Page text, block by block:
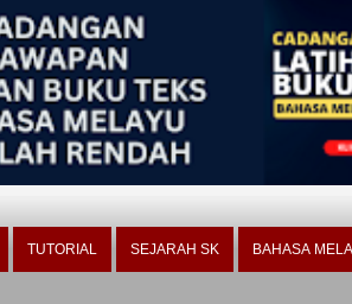
TUTORIAL SEJARAH SK BAHASA